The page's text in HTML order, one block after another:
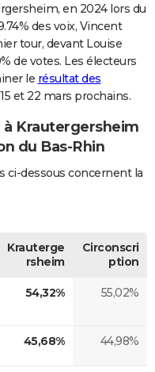
en 2024 lors du
des voix, Vincent
tour, devant Louise
de votes. Les électeurs
le résultat des
et 22 mars prochains.
Krautergersheim
du Bas-Rhin
ci-dessous concernent la
Krauterge
rsheim
Circonscri
ption
54,32% 55,02%
45,68% 44,98%